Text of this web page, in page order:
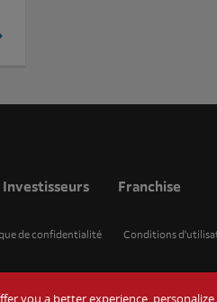
Investisseurs Franchise
de confidentialité Conditions
you a better experience,